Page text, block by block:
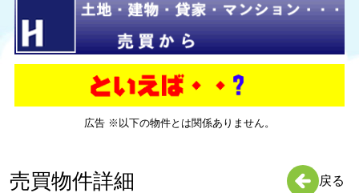
賃貸
広告 ※以下の物件とは関係ありません。
売買物件詳細 戻る